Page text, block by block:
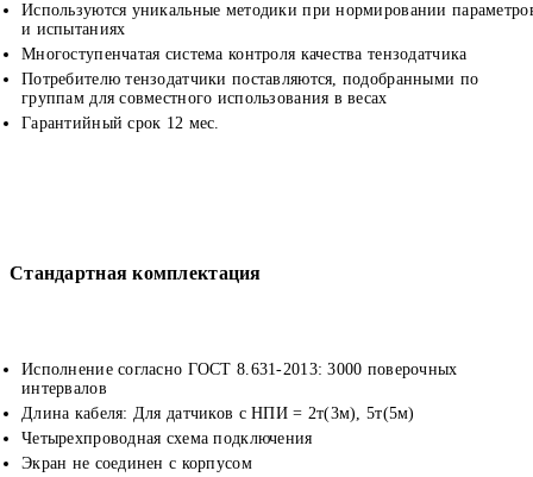
Используются уникальные методики при нормировании
и испытаниях
Многоступенчатая система контроля качества тензодатчика
Потребителю тензодатчики поставляются, подобранными по
группам для совместного использования в весах
Гарантийный срок 12 мес.
Стандартная комплектация
Исполнение согласно ГОСТ 8.631-2013: 3000 поверочных
интервалов
Длина кабеля: Для датчиков с НПИ = 2т(3м), 5т(5м)
Четырехпроводная схема подключения
Экран не соединен с корпусом